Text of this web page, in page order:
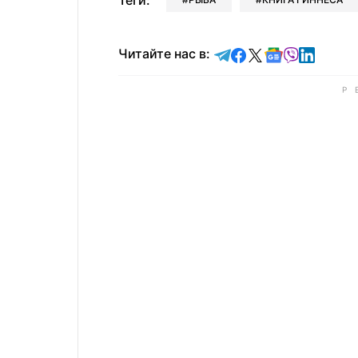
Читайте нас в: Читайте в Telegram
Читайте в
Читайте в X
Читайте в
Читайте